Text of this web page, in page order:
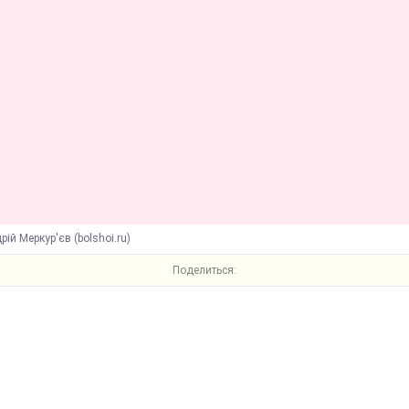
Меркур'єв (bolshoi.ru)
Поделиться: